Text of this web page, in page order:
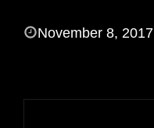
POSTED
November 8, 2017